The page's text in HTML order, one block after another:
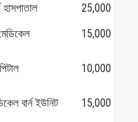
25,000
15,000
10,000
বার্ন ইউনিট 15,000